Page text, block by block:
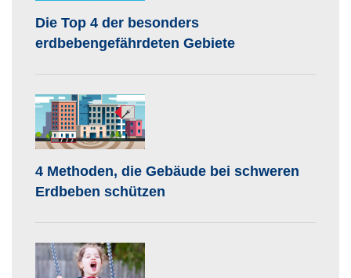
Die Top 4 der besonders
erdbebengefährdeten Gebiete
4 Methoden, die Gebäude bei schweren
Erdbeben schützen